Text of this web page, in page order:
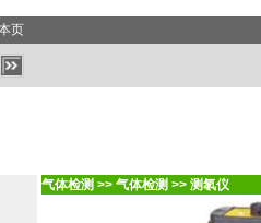
页
气体检测 >> 气体检测 >> 测氡仪